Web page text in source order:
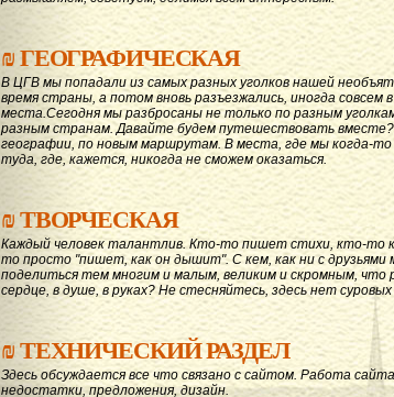
₪ГЕОГРАФИЧЕСКАЯ
В ЦГВ мы попадали из самых разных уголков нашей
время страны, а потом вновь разъезжались, иногда совсем
места.Сегодня мы разбросаны не только по разным
разным странам. Давайте будем путешествовать
географии, по новым маршрутам. В места, где мы когда-то
туда, где, кажется, никогда не сможем оказаться.
₪ТВОРЧЕСКАЯ
Каждый человек талантлив. Кто-то пишет стихи, кто-то
то просто "пишет, как он дышит". С кем, как ни с друзьями
поделиться тем многим и малым, великим и скромным, что
сердце, в душе, в руках? Не стесняйтесь, здесь нет
₪ТЕХНИЧЕСКИЙ РАЗДЕЛ
Здесь обсуждается все что связано с сайтом. Работа
недостатки, предложения, дизайн.